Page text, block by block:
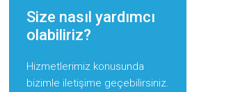
Size nasıl yardımcı
olabiliriz?
Hizmetlerimiz konusunda
bizimle iletişime geçebilirsiniz.